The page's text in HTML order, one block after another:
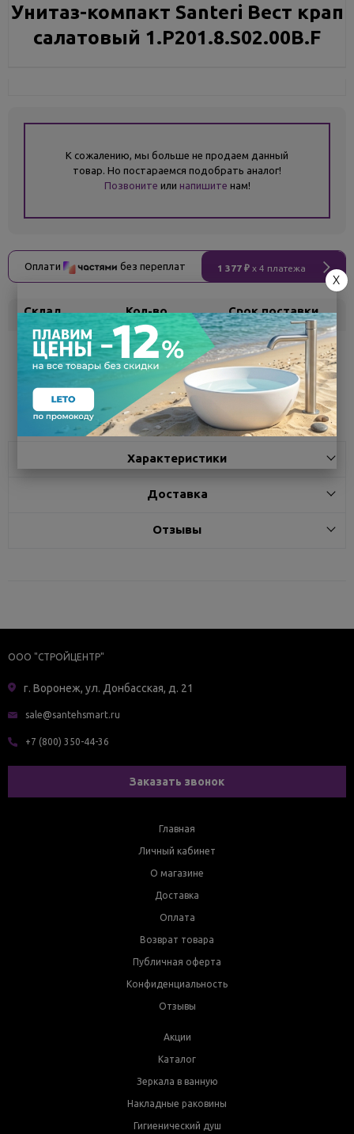
Унитаз-компакт Santeri Вест крап
салатовый 1.P201.8.S02.00B.F
К сожалению, мы больше не продаем данный
товар. Но постараемся подобрать аналог!
Позвоните или напишите нам!
Оплати без переплат 1 377 ₽ x 4 платежа
Склад Кол-во Срок поставки
Белгород под заказ 7 - 14 дней
Поделиться
Характеристики
Доставка
Отзывы
ООО "СТРОЙЦЕНТР"
г. Воронеж, ул. Донбасская, д. 21
sale@santehsmart.ru
+7 (800) 350-44-36
Заказать звонок
Главная
Личный кабинет
О магазине
Доставка
Оплата
Возврат товара
Публичная оферта
Конфиденциальность
Отзывы
Акции
Каталог
Зеркала в ванную
Накладные раковины
Гигиенический душ
X